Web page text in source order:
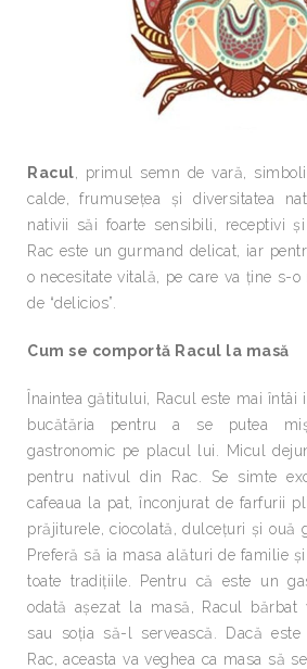
Racul , primul semn de vară,
calde, frumuseţea şi diversitatea
nativii săi foarte sensibili, receptivi
Rac este un gurmand delicat, iar
o necesitate vitală, pe care va ţine s-o
de “delicios”.
Cum se comportă Racul la masă
Înaintea gătitului, Racul este mai
bucătăria pentru a se putea
gastronomic pe placul lui. Micul
pentru nativul din Rac. Se simte
cafeaua la pat, înconjurat de farfurii
prăjiturele, ciocolată, dulceţuri şi ouă
Preferă să ia masa alături de familie
toate tradiţiile. Pentru că este un
odată aşezat la masă, Racul bărbat
sau soţia să-l servească. Dacă
Rac, aceasta va veghea ca masa să